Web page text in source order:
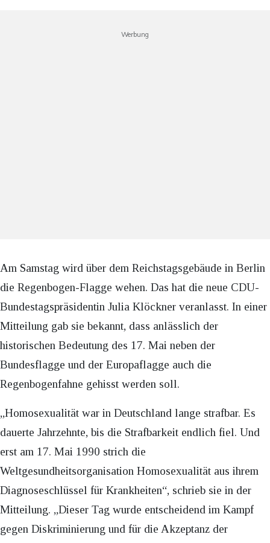
Werbung
Am Samstag wird über dem Reichstagsgebäude in Berlin
die Regenbogen-Flagge wehen. Das hat die neue CDU-
Bundestagspräsidentin Julia Klöckner veranlasst. In einer
Mitteilung gab sie bekannt, dass anlässlich der
historischen Bedeutung des 17. Mai neben der
Bundesflagge und der Europaflagge auch die
Regenbogenfahne gehisst werden soll.
„Homosexualität war in Deutschland lange strafbar. Es
dauerte Jahrzehnte, bis die Strafbarkeit endlich fiel. Und
erst am 17. Mai 1990 strich die
Weltgesundheitsorganisation Homosexualität aus ihrem
Diagnoseschlüssel für Krankheiten“, schrieb sie in der
Mitteilung. „Dieser Tag wurde entscheidend im Kampf
gegen Diskriminierung und für die Akzeptanz der